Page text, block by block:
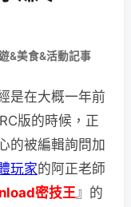
&美食&活動記事
是在大概一年前
版的時候，正
的被編輯詢問加
玩家的阿正老師
密技王』的